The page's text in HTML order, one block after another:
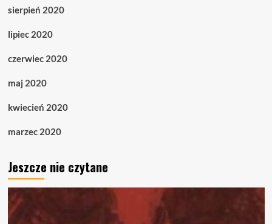
sierpień 2020
lipiec 2020
czerwiec 2020
maj 2020
kwiecień 2020
marzec 2020
Jeszcze nie czytane